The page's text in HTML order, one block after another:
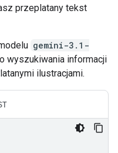
przeplatany tekst
gemini-3.1-
wyszukiwania informacji
ilustracjami.